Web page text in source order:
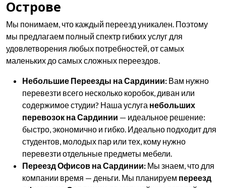
Острове
Мы понимаем, что каждый переезд уникален. Поэтому
мы предлагаем полный спектр гибких услуг для
удовлетворения любых потребностей, от самых
маленьких до самых сложных переездов.
Небольшие Переезды на Сардинии: Вам нужно
перевезти всего несколько коробок, диван или
содержимое студии? Наша услуга небольших
перевозок на Сардинии — идеальное решение:
быстро, экономично и гибко. Идеально подходит для
студентов, молодых пар или тех, кому нужно
перевезти отдельные предметы мебели.
Переезд Офисов на Сардинии: Мы знаем, что для
компании время — деньги. Мы планируем переезд